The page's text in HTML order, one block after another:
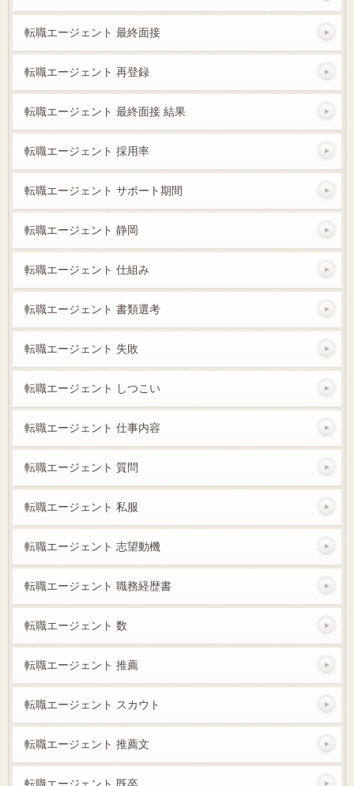
転職エージェント 最終面接
転職エージェント 再登録
転職エージェント 最終面接 結果
転職エージェント 採用率
転職エージェント サポート期間
転職エージェント 静岡
転職エージェント 仕組み
転職エージェント 書類選考
転職エージェント 失敗
転職エージェント しつこい
転職エージェント 仕事内容
転職エージェント 質問
転職エージェント 私服
転職エージェント 志望動機
転職エージェント 職務経歴書
転職エージェント 数
転職エージェント 推薦
転職エージェント スカウト
転職エージェント 推薦文